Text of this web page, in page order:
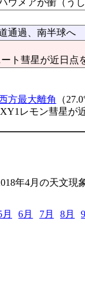
ウメアが衝（う
通過、南半球へ
ート彗星が近日点
方最大離角 （
レモン彗星が
年4月の天文現
月 6月 7月 8月